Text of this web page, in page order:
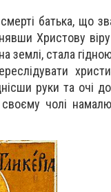
батька, що
Христову
стала
руки та очі
чолі